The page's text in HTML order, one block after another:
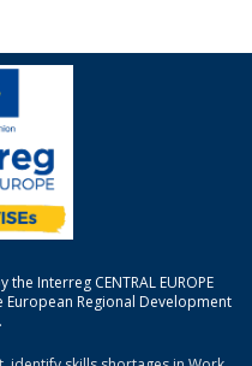
Interreg CENTRAL EUROPE
Regional Development